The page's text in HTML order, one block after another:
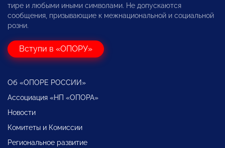
тире и любыми иными символами. Не допускаются
сообщения, призывающие к межнациональной и социальной
розни.
Вступи в «ОПОРУ»
Об «ОПОРЕ РОССИИ»
Ассоциация «НП «ОПОРА»
Новости
Комитеты и Комиссии
Региональное развитие